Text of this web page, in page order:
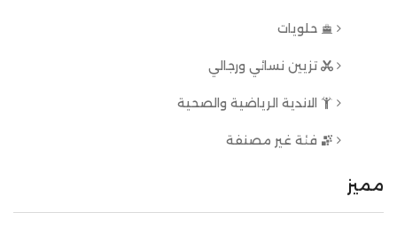
حلويات
تزيين نسائي ورجالي
الاندية الرياضية والصحية
فئة غير مصنفة
مميز